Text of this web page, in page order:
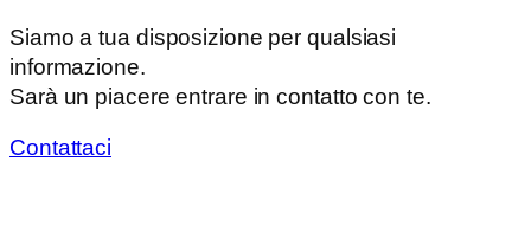
Siamo a tua disposizione per qualsiasi
informazione.
Sarà un piacere entrare in contatto con te.
Contattaci